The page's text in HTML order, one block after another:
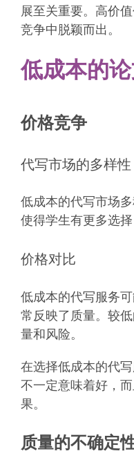
展至关重要。高价
竞争中脱颖而出。
低成本的
价格竞争
代写市场的多样性
低成本的代写市场
使得学生有更多选择
价格对比
低成本的代写服务
常反映了质量。较
量和风险。
在选择低成本的代
不一定意味着好，
果。
质量的不确定